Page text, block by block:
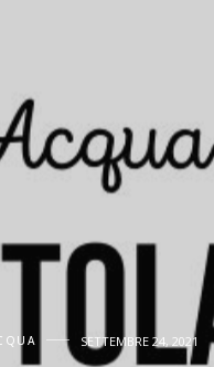
SETTEMBRE 24, 2021